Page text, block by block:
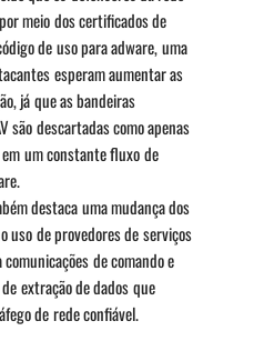
meio dos certificados de
de uso para adware, uma
esperam aumentar as
já que as bandeiras
são descartadas como apenas
um constante fluxo de
destaca uma mudança dos
uso de provedores de serviços
de comando e
extração de dados que
de rede confiável.